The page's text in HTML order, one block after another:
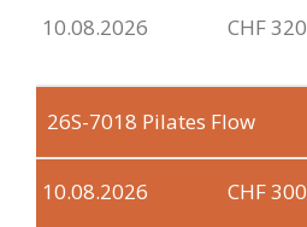
10.08.2026 CHF 320
26S-7018 Pilates Flow
10.08.2026 CHF 300